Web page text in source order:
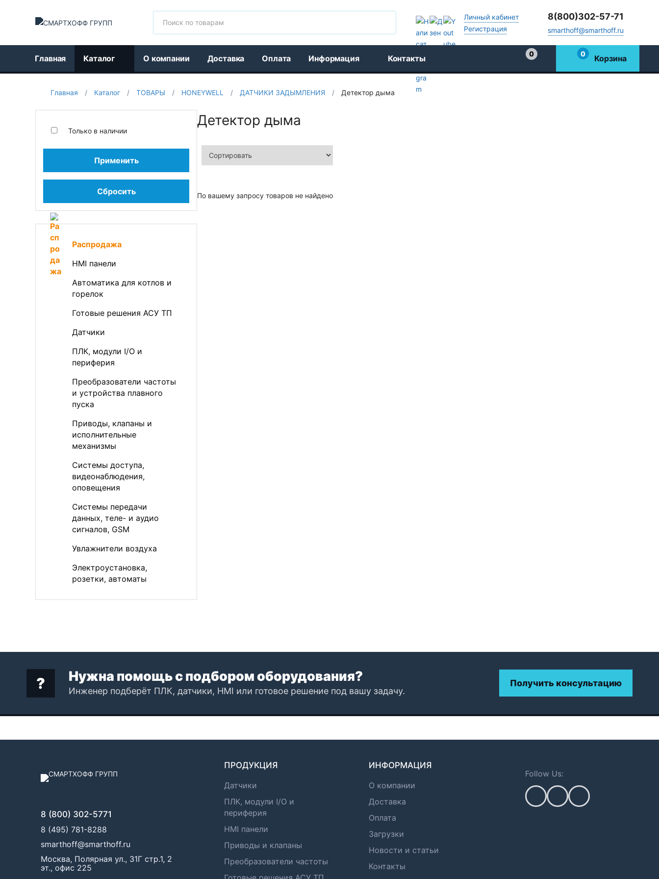
Личный кабинет
Регистрация
8(800)302-57-71
smarthoff@smarthoff.ru
Главная Каталог О компании Доставка Оплата Информация Контакты
0
0 Корзина
Главная / Каталог / ТОВАРЫ / HONEYWELL / ДАТЧИКИ ЗАДЫМЛЕНИЯ / Детектор дыма
Только в наличии
Применить
Сбросить
Распродажа
HMI панели
Автоматика для котлов и
горелок
Готовые решения АСУ ТП
Датчики
ПЛК, модули I/O и
периферия
Преобразователи частоты
и устройства плавного
пуска
Приводы, клапаны и
исполнительные
механизмы
Системы доступа,
видеонаблюдения,
оповещения
Системы передачи
данных, теле- и аудио
сигналов, GSM
Увлажнители воздуха
Электроустановка,
розетки, автоматы
Детектор дыма
По вашему запросу товаров не найдено
Нужна помощь с подбором оборудования?
Инженер подберёт ПЛК, датчики, HMI или готовое решение под вашу задачу.
Получить консультацию
8 (800) 302-5771
8 (495) 781-8288
smarthoff@smarthoff.ru
Москва, Полярная ул., 31Г стр.1, 2
эт., офис 225
ПРОДУКЦИЯ
Датчики
ПЛК, модули I/O и
периферия
HMI панели
Приводы и клапаны
Преобразователи частоты
ИНФОРМАЦИЯ
О компании
Доставка
Оплата
Загрузки
Новости и статьи
Контакты
Follow Us: